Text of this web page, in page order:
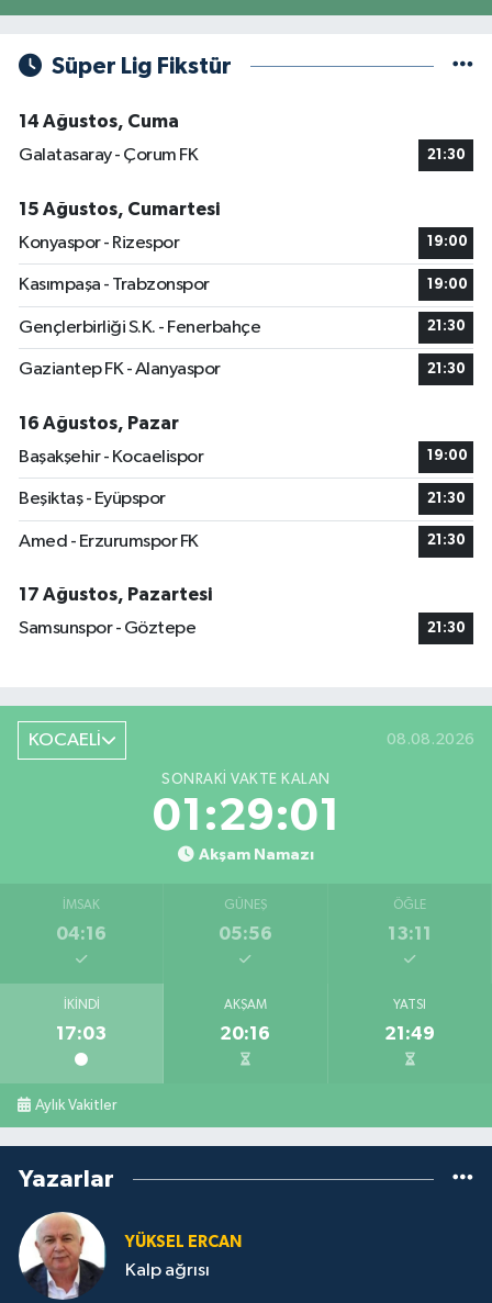
Süper Lig Fikstür
14 Ağustos, Cuma
Galatasaray - Çorum FK
21:30
15 Ağustos, Cumartesi
Konyaspor - Rizespor
19:00
Kasımpaşa - Trabzonspor 19:00
Gençlerbirliği S.K. - Fenerbahçe 21:30
Gaziantep FK - Alanyaspor 21:30
16 Ağustos, Pazar
Başakşehir - Kocaelispor
19:00
Beşiktaş - Eyüpspor 21:30
Amed - Erzurumspor FK 21:30
17 Ağustos, Pazartesi
Samsunspor - Göztepe
21:30
KOCAELİ 08.08.2026
SONRAKI VAKTE KALAN
01:29:00
Akşam Namazı
İMSAK
04:16
GÜNEŞ
05:56
ÖĞLE
13:11
İKINDI
17:03
AKŞAM
20:16
YATSI
21:49
Aylık Vakitler
Yazarlar
YÜKSEL ERCAN
Kalp ağrısı